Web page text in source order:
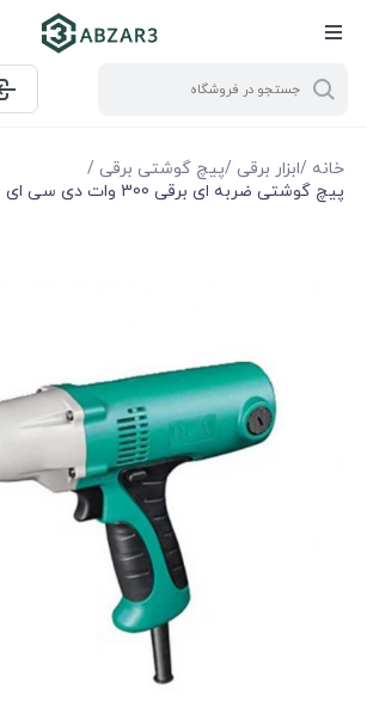
خانه /ابزار برقی /پیچ گوشتی برقی /
پیچ گوشتی ضربه ای برقی 300 وات دی سی ای مدل DCA APL8